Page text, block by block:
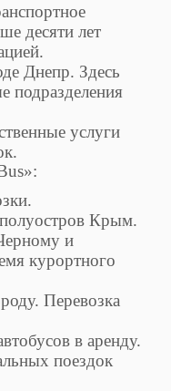
десяти лет
Днепр. Здесь
подразделения
услуги
Крым.
и
курортного
Перевозка
в аренду.
поездок